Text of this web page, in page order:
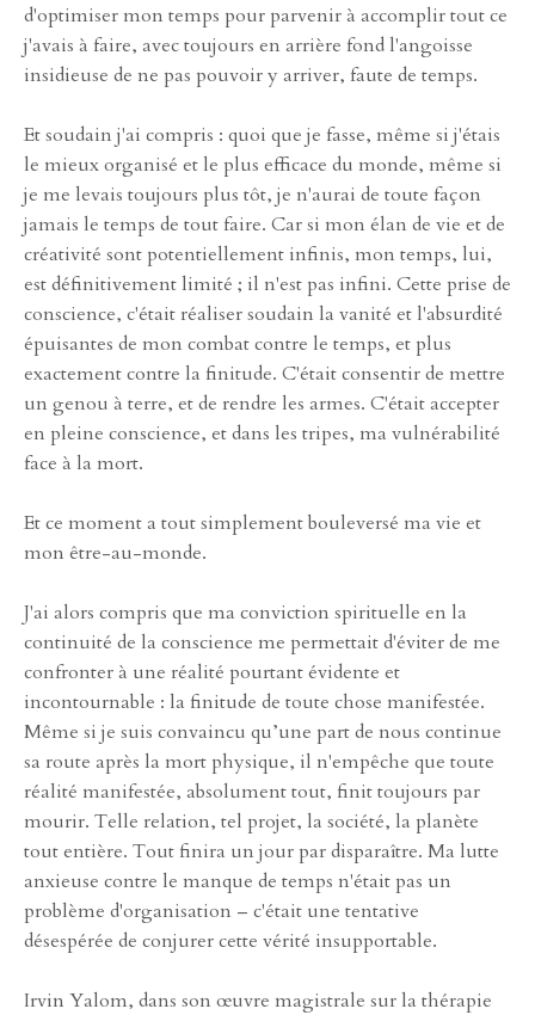
d'optimiser mon temps pour parvenir à accomplir tout ce
j'avais à faire, avec toujours en arrière fond l'angoisse
insidieuse de ne pas pouvoir y arriver, faute de temps.
Et soudain j'ai compris : quoi que je fasse, même si j'étais
le mieux organisé et le plus efficace du monde, même si
je me levais toujours plus tôt, je n'aurai de toute façon
jamais le temps de tout faire. Car si mon élan de vie et de
créativité sont potentiellement infinis, mon temps, lui,
est définitivement limité ; il n'est pas infini. Cette prise de
conscience, c'était réaliser soudain la vanité et l'absurdité
épuisantes de mon combat contre le temps, et plus
exactement contre la finitude. C'était consentir de mettre
un genou à terre, et de rendre les armes. C'était accepter
en pleine conscience, et dans les tripes, ma vulnérabilité
face à la mort.
Et ce moment a tout simplement bouleversé ma vie et
mon être-au-monde.
J'ai alors compris que ma conviction spirituelle en la
continuité de la conscience me permettait d'éviter de me
confronter à une réalité pourtant évidente et
incontournable : la finitude de toute chose manifestée.
Même si je suis convaincu qu’une part de nous continue
sa route après la mort physique, il n'empêche que toute
réalité manifestée, absolument tout, finit toujours par
mourir. Telle relation, tel projet, la société, la planète
tout entière. Tout finira un jour par disparaître. Ma lutte
anxieuse contre le manque de temps n'était pas un
problème d'organisation – c'était une tentative
désespérée de conjurer cette vérité insupportable.
Irvin Yalom, dans son œuvre magistrale sur la thérapie